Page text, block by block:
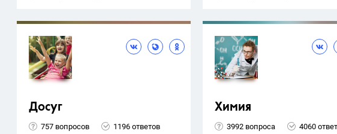
Досуг
757 вопросов 1196 ответов
Химия
3992 вопроса 4060